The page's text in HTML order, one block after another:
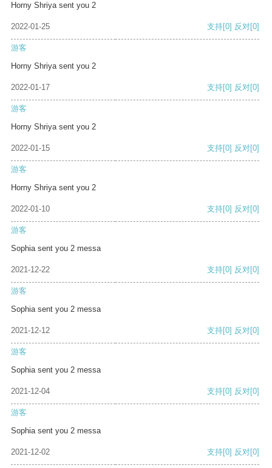
Horny Shriya sent you 2
2022-01-25 支持[0] 反对[0]
游客
Horny Shriya sent you 2
2022-01-17 支持[0] 反对[0]
游客
Horny Shriya sent you 2
2022-01-15 支持[0] 反对[0]
游客
Horny Shriya sent you 2
2022-01-10 支持[0] 反对[0]
游客
Sophia sent you 2 messa
2021-12-22 支持[0] 反对[0]
游客
Sophia sent you 2 messa
2021-12-12 支持[0] 反对[0]
游客
Sophia sent you 2 messa
2021-12-04 支持[0] 反对[0]
游客
Sophia sent you 2 messa
2021-12-02 支持[0] 反对[0]